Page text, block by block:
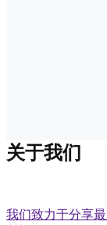
关于我们
我们致力于分享